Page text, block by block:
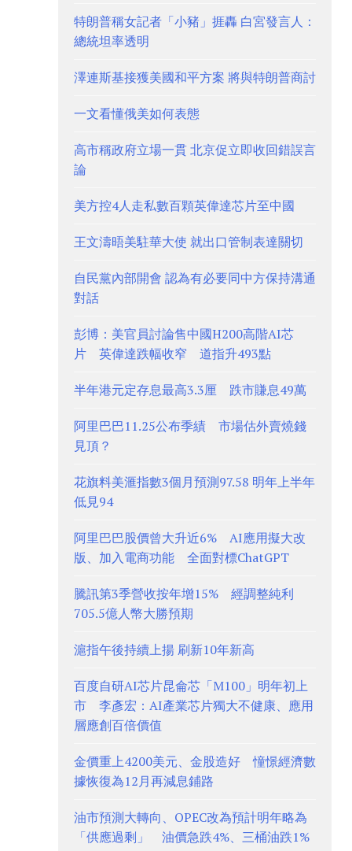
特朗普稱女記者「小豬」捱轟 白宮發言人：
總統坦率透明
澤連斯基接獲美國和平方案 將與特朗普商討
一文看懂俄美如何表態
高市稱政府立場一貫 北京促立即收回錯誤言
論
美方控4人走私數百顆英偉達芯片至中國
王文濤晤美駐華大使 就出口管制表達關切
自民黨內部開會 認為有必要同中方保持溝通
對話
彭博：美官員討論售中國H200高階AI芯
片 英偉達跌幅收窄 道指升493點
半年港元定存息最高3.3厘 跌市賺息49萬
阿里巴巴11.25公布季績 市場估外賣燒錢
見頂？
花旗料美滙指數3個月預測97.58 明年上半年
低見94
阿里巴巴股價曾大升近6% AI應用擬大改
版、加入電商功能 全面對標ChatGPT
騰訊第3季營收按年增15% 經調整純利
705.5億人幣大勝預期
滬指午後持續上揚 刷新10年新高
百度自研AI芯片昆侖芯「M100」明年初上
市 李彥宏：AI產業芯片獨大不健康、應用
層應創百倍價值
金價重上4200美元、金股造好 憧憬經濟數
據恢復為12月再減息鋪路
油市預測大轉向、OPEC改為預計明年略為
「供應過剩」 油價急跌4%、三桶油跌1%